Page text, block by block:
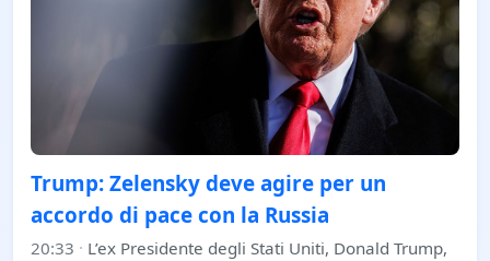
Trump: Zelensky deve agire per un
accordo di pace con la Russia
20:33 · L’ex Presidente degli Stati Uniti, Donald Trump,